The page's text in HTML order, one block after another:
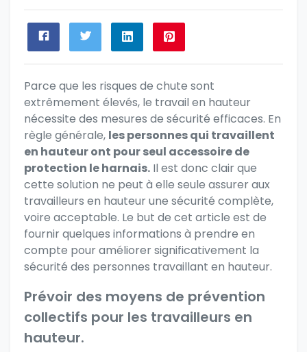
Parce que les risques de chute sont
extrêmement élevés, le travail en hauteur
nécessite des mesures de sécurité efficaces. En
règle générale, les personnes qui travaillent
en hauteur ont pour seul accessoire de
protection le harnais. Il est donc clair que
cette solution ne peut à elle seule assurer aux
travailleurs en hauteur une sécurité complète,
voire acceptable. Le but de cet article est de
fournir quelques informations à prendre en
compte pour améliorer significativement la
sécurité des personnes travaillant en hauteur.
Prévoir des moyens de prévention
collectifs pour les travailleurs en
hauteur.